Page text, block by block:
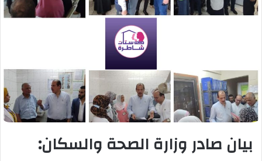
بيان صادر وزارة الصحة والسكان: